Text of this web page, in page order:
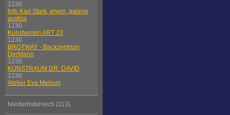
1230
Info Karl Stark, ehem. galerie
austria
1230
Kunstverein ART 23
1230
BROTWAY - Backzentrum
DerMann
1230
KUNSTRAUM DR. DAVID
1230
Atelier Eva Meloun
Niederösterreich (113)